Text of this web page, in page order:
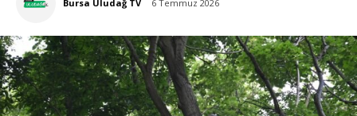
Bursa Uludağ TV 6 Temmuz 2026